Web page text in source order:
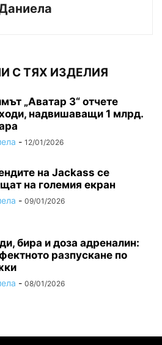
С ТЯХ ИЗДЕЛИЯ
„Аватар 3“ отчете
надвишаващи 1 млрд.
- 12/01/2026
на Jackass се
на големия екран
- 09/01/2026
бира и доза адреналин:
разпускане по
- 08/01/2026